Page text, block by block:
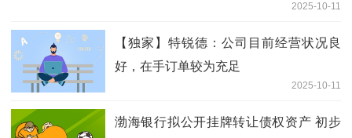
2025-10-11
【独家】特锐德：公司目前经营状况良
好，在手订单较为充足
2025-10-11
渤海银行拟公开挂牌转让债权资产 初步